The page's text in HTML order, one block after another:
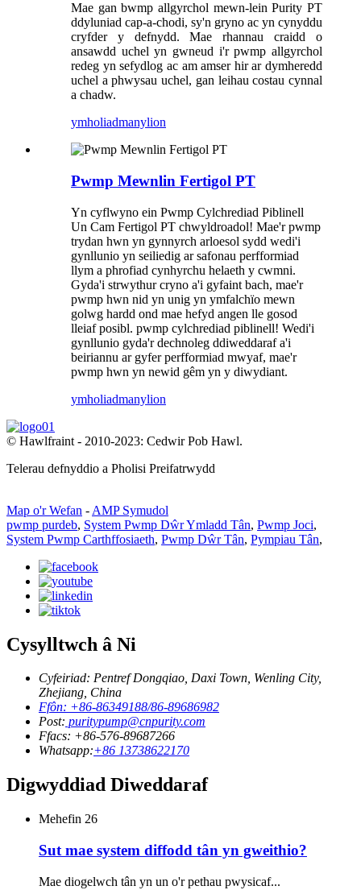
Mae gan bwmp allgyrchol mewn-lein Purity PT
ddyluniad cap-a-chodi, sy'n gryno ac yn cynyddu
cryfder y defnydd. Mae rhannau craidd o
ansawdd uchel yn gwneud i'r pwmp allgyrchol
redeg yn sefydlog ac am amser hir ar dymheredd
uchel a phwysau uchel, gan leihau costau cynnal
a chadw.
ymholiadmanylion
Pwmp Mewnlin Fertigol PT
Yn cyflwyno ein Pwmp Cylchrediad Piblinell
Un Cam Fertigol PT chwyldroadol! Mae'r pwmp
trydan hwn yn gynnyrch arloesol sydd wedi'i
gynllunio yn seiliedig ar safonau perfformiad
llym a phrofiad cynhyrchu helaeth y cwmni.
Gyda'i strwythur cryno a'i gyfaint bach, mae'r
pwmp hwn nid yn unig yn ymfalchïo mewn
golwg hardd ond mae hefyd angen lle gosod
lleiaf posibl. pwmp cylchrediad piblinell! Wedi'i
gynllunio gyda'r dechnoleg ddiweddaraf a'i
beiriannu ar gyfer perfformiad mwyaf, mae'r
pwmp hwn yn newid gêm yn y diwydiant.
ymholiadmanylion
© Hawlfraint - 2010-2023: Cedwir Pob Hawl.
Telerau defnyddio a Pholisi Preifatrwydd
Map o'r Wefan - AMP Symudol
pwmp purdeb, System Pwmp Dŵr Ymladd Tân, Pwmp Joci,
System Pwmp Carthffosiaeth, Pwmp Dŵr Tân, Pympiau Tân,
Cysylltwch â Ni
Cyfeiriad: Pentref Dongqiao, Daxi Town, Wenling City,
Zhejiang, China
Ffôn: +86-86349188/86-89686982
Post: puritypump@cnpurity.com
Ffacs: +86-576-89687266
Whatsapp:+86 13738622170
Digwyddiad Diweddaraf
Mehefin 26
Sut mae system diffodd tân yn gweithio?
Mae diogelwch tân yn un o'r pethau pwysicaf...